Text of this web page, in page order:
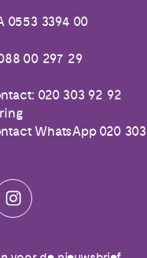
0553 3394 00
00 297 29
020 303 92 92
WhatsApp 020